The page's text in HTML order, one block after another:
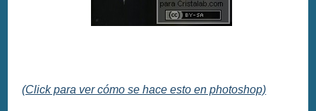
(Click para ver cómo se hace esto en photoshop)